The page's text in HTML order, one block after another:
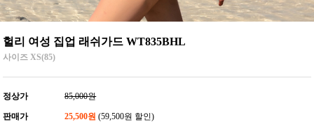
헐리 여성 집업 래쉬가드 WT835BHL
사이즈 XS(85)
정상가 85,000원
판매가 25,500원 (59,500원 할인)